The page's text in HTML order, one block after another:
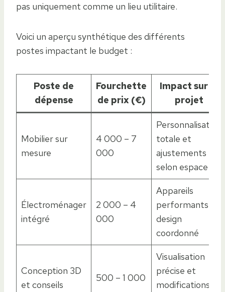
pas uniquement comme un lieu utilitaire.
Voici un aperçu synthétique des différents
postes impactant le budget :
Poste de
dépense
Fourchette
de prix (€)
Impact sur le
projet
Mobilier sur
mesure
4 000 – 7
000
Personnalisation
totale et
ajustements
selon espace
Électroménager
intégré
2 000 – 4
000
Appareils
performants et
design
coordonné
Conception 3D
et conseils
500 – 1 000
Visualisation
précise et
modifications